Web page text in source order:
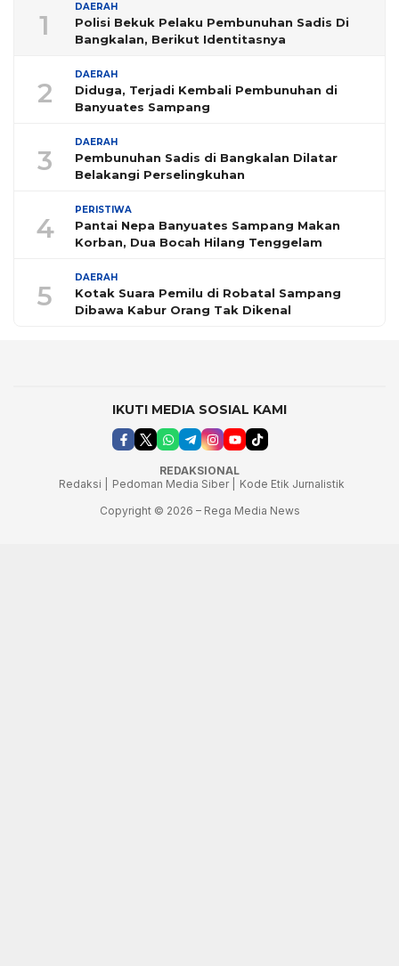
1
DAERAH
Polisi Bekuk Pelaku Pembunuhan Sadis Di
Bangkalan, Berikut Identitasnya
2
DAERAH
Diduga, Terjadi Kembali Pembunuhan di
Banyuates Sampang
3
DAERAH
Pembunuhan Sadis di Bangkalan Dilatar
Belakangi Perselingkuhan
4
PERISTIWA
Pantai Nepa Banyuates Sampang Makan
Korban, Dua Bocah Hilang Tenggelam
5
DAERAH
Kotak Suara Pemilu di Robatal Sampang
Dibawa Kabur Orang Tak Dikenal
IKUTI MEDIA SOSIAL KAMI
REDAKSIONAL
Redaksi |
Pedoman Media Siber |
Kode Etik Jurnalistik
Copyright © 2026 – Rega Media News